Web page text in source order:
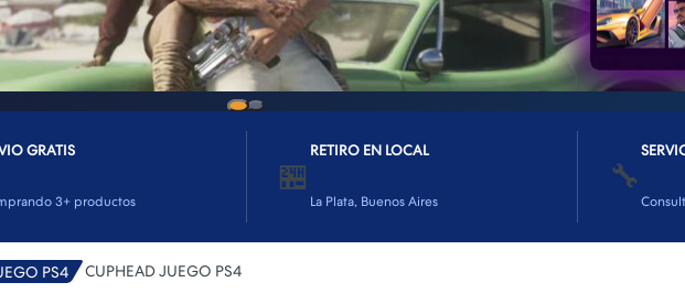
GRATIS
3+ productos
🏪
RETIRO EN LOCAL
La Plata, Buenos Aires
🔧
PS4 CUPHEAD JUEGO PS4